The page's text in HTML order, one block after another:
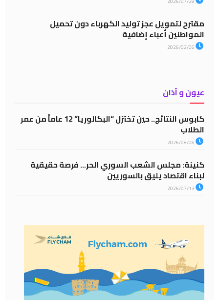
مقترح لتمويل عجز توليد الكهرباء دون تحميل
المواطنين أعباء إضافية
عيون و آذان
كابوس النتائج.. حين تختزل “البكالوريا” 12 عاماً من عمر
الطلاب
كنينة: مجلس الشعب السوري الحر… فرصة حقيقية
لبناء اقتصاد يليق بالسوريين